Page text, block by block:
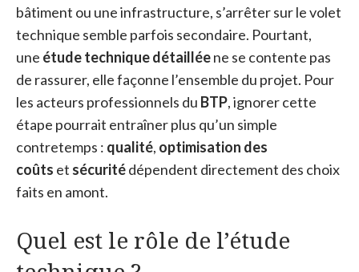
bâtiment ou une infrastructure, s’arrêter sur le volet
technique semble parfois secondaire. Pourtant,
une étude technique détailléene se contente pas
de rassurer, elle façonne l’ensemble du projet. Pour
les acteurs professionnels du BTP, ignorer cette
étape pourrait entraîner plus qu’un simple
contretemps : qualité, optimisation des
coûts et sécuritédépendent directement des choix
faits en amont.
Quel est le rôle de l’étude